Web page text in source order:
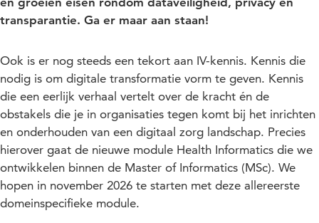
transparantie. Ga er maar aan staan!
Ook is er nog steeds een tekort aan IV-kennis. Kennis die
nodig is om digitale transformatie vorm te geven. Kennis
die een eerlijk verhaal vertelt over de kracht én de
obstakels die je in organisaties tegen komt bij het inrichten
en onderhouden van een digitaal zorg landschap. Precies
hierover gaat de nieuwe module Health Informatics die we
ontwikkelen binnen de Master of Informatics (MSc). We
hopen in november 2026 te starten met deze allereerste
domeinspecifieke module.